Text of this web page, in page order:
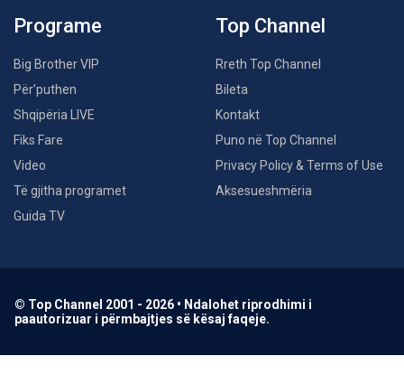
Programe
Big Brother VIP
Për’puthen
Shqipëria LIVE
Fiks Fare
Video
Të gjitha programet
Guida TV
Top Channel
Rreth Top Channel
Bileta
Kontakt
Puno në Top Channel
Privacy Policy & Terms of Use
Aksesueshmëria
© Top Channel 2001 - 2026 • Ndalohet riprodhimi i
paautorizuar i përmbajtjes së kësaj faqeje.